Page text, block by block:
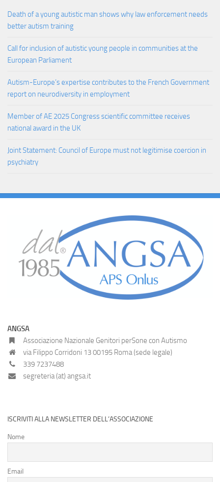
Death of a young autistic man shows why law enforcement needs
better autism training
Call for inclusion of autistic young people in communities at the
European Parliament
Autism-Europe’s expertise contributes to the French Government
report on neurodiversity in employment
Member of AE 2025 Congress scientific committee receives
national award in the UK
Joint Statement: Council of Europe must not legitimise coercion in
psychiatry
ANGSA
Associazione Nazionale Genitori perSone con Autismo
via Filippo Corridoni 13 00195 Roma (sede legale)
339 7237488
segreteria (at) angsa.it
ISCRIVITI ALLA NEWSLETTER DELL’ASSOCIAZIONE
Nome
Email